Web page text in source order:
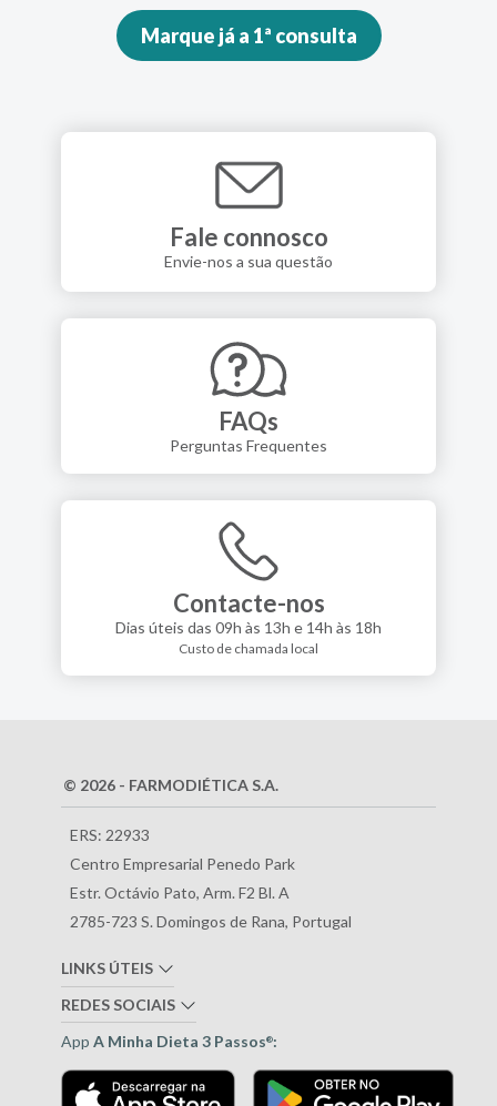
Marque já a 1ª consulta
Fale connosco
Envie-nos a sua questão
FAQs
Perguntas Frequentes
Contacte-nos
Dias úteis das 09h às 13h e 14h às 18h
Custo de chamada local
© 2026 - FARMODIÉTICA S.A.
ERS: 22933
Centro Empresarial Penedo Park
Estr. Octávio Pato, Arm. F2 Bl. A
2785-723 S. Domingos de Rana, Portugal
LINKS ÚTEIS
REDES SOCIAIS
App A Minha Dieta 3 Passos®: